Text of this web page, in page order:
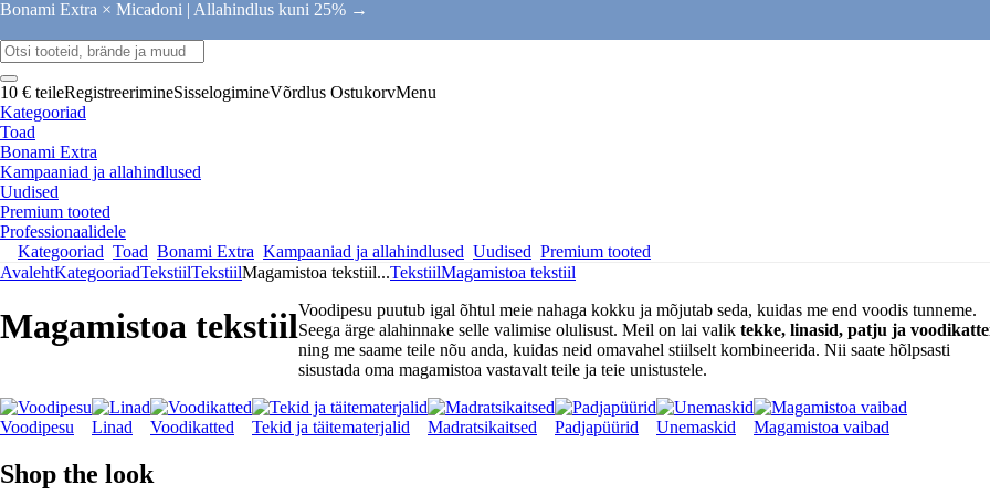
Bonami Extra × Micadoni | Allahindlus kuni 25% →
10 € teileRegistreerimineSisselogimineVõrdlus OstukorvMenu
Kategooriad
Toad
Bonami Extra
Kampaaniad ja allahindlused
Uudised
Premium tooted
Professionaalidele
Kategooriad Toad Bonami Extra Kampaaniad ja allahindlused Uudised Premium tooted
AvalehtKategooriadTekstiilTekstiilMagamistoa tekstiil...TekstiilMagamistoa tekstiil
Magamistoa tekstiilVoodipesu puutub igal õhtul meie nahaga kokku ja mõjutab seda, kuidas me end voodis tunneme.
Seega ärge alahinnake selle valimise olulisust. Meil on lai valik tekke, linasid, patju ja
ning me saame teile nõu anda, kuidas neid omavahel stiilselt kombineerida. Nii saate hõlpsasti
sisustada oma magamistoa vastavalt teile ja teie unistustele.
Voodipesu Linad Voodikatted Tekid ja täitematerjalid Madratsikaitsed Padjapüürid Unemaskid Magamistoa vaibad
Shop the look